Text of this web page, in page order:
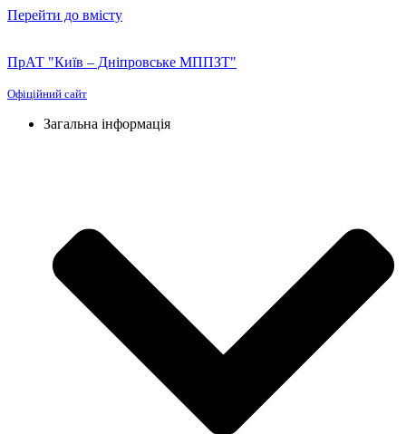
Перейти до вмісту
ПрАТ "Київ – Дніпровське МППЗТ"
Офіційний сайт
Загальна інформація